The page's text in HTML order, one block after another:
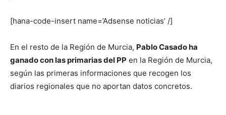
[hana-code-insert name=’Adsense noticias’ /]
En el resto de la Región de Murcia, Pablo Casado ha
ganado con las primarias del PP en la Región de Murcia,
según las primeras informaciones que recogen los
diarios regionales que no aportan datos concretos.